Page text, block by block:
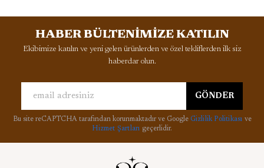
HABER BÜLTENİMİZE KATILIN
Ekibimize katılın ve yeni gelen ürünlerden ve özel tekliflerden ilk siz
haberdar olun.
GÖNDER
Bu site reCAPTCHA tarafından korunmaktadır ve Google Gizlilik Politikası ve
Hizmet Şartları geçerlidir.